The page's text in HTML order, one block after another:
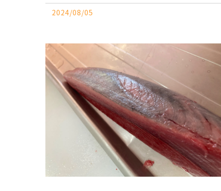
2024/08/05